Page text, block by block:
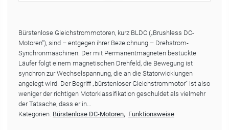
Bürstenlose Gleichstrommotoren, kurz BLDC („Brushless DC-
Motoren“), sind – entgegen ihrer Bezeichnung – Drehstrom-
Synchronmaschinen: Der mit Permanentmagneten bestückte
Läufer folgt einem magnetischen Drehfeld, die Bewegung ist
synchron zur Wechselspannung, die an die Statorwicklungen
angelegt wird. Der Begriff „bürstenloser Gleichstrommotor“ ist also
weniger der richtigen Motorklassifikation geschuldet als vielmehr
der Tatsache, dass er in…
Kategorien: Bürstenlose DC-Motoren Funktionsweise